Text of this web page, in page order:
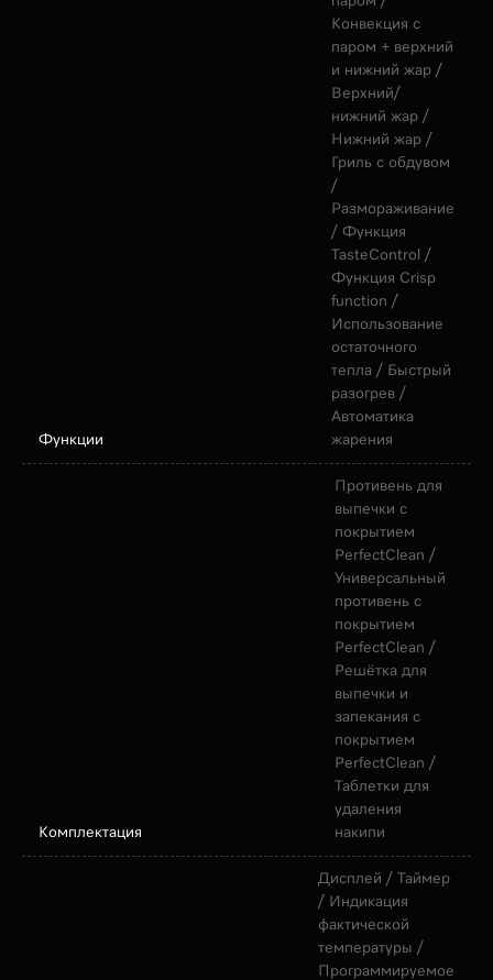
Функции
Конвекция с
паром + верхний
и нижний жар /
Верхний/
нижний жар /
Нижний жар /
Гриль с обдувом
/
Размораживание
/ Функция
TasteControl /
Функция Crisp
function /
Использование
остаточного
тепла / Быстрый
разогрев /
Автоматика
жарения
Комплектация
Противень для
выпечки с
покрытием
PerfectClean /
Универсальный
противень с
покрытием
PerfectClean /
Решётка для
выпечки и
запекания с
покрытием
PerfectClean /
Таблетки для
удаления
накипи
Дисплей / Таймер
/ Индикация
фактической
температуры /
Программируемое